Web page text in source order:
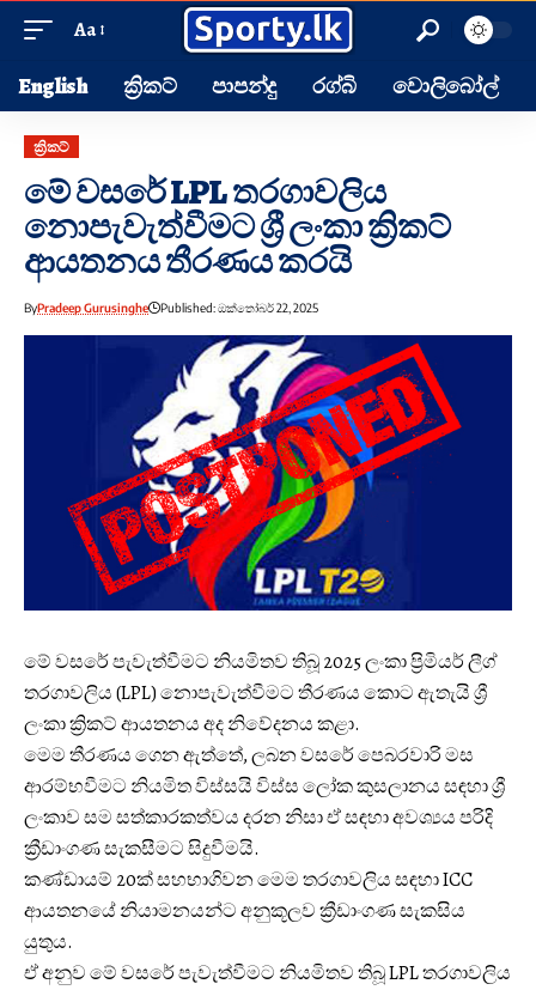
Aa
English ක්‍රිකට් පාපන්දු රග්බි වොලිබෝල්
ක්‍රිකට්
මේ වසරේ LPL තරගාවලිය
නොපැවැත්වීමට ශ්‍රී ලංකා ක්‍රිකට්
ආයතනය තීරණය කරයි
ByPradeep Gurusinghe Published: ඔක්තෝබර් 22, 2025
මේ වසරේ පැවැත්වීමට නියමිතව තිබූ 2025 ලංකා ප්‍රිමියර් ලීග්
තරගාවලිය (LPL) නොපැවැත්වීමට තීරණය කොට ඇතැයි ශ්‍රී
ලංකා ක්‍රිකට් ආයතනය අද නිවේදනය කළා.
මෙම තීරණය ගෙන ඇත්තේ, ලබන වසරේ පෙබරවාරි මස
ආරම්භවීමට නියමිත විස්සයි විස්ස ලෝක කුසලානය සඳහා ශ්‍රී
ලංකාව සම සත්කාරකත්වය දරන නිසා ඒ සඳහා අවශ්‍යය පරිදි
ක්‍රීඩාංගණ සැකසීමට සිදුවීමයි.
කණ්ඩායම් 20ක් සහභාගිවන මෙම තරගාවලිය සඳහා ICC
ආයතනයේ නියාමනයන්ට අනුකූලව ක්‍රීඩාංගණ සැකසිය
යුතුය.
ඒ අනුව මේ වසරේ පැවැත්වීමට නියමිතව තිබූ LPL තරගාවලිය